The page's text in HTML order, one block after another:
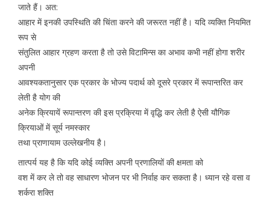
जाते हैं। अत:
आहार में इनकी उपस्थिति की चिंता करने की जरूरत नहीं है। यदि व्यक्ति नियमित
रूप से
संतुलित आहार ग्रहण करता है तो उसे विटामिन्स का अभाव कभी नहीं होगा शरीर
अपनी
आवश्यकतानुसार एक प्रकार के भोज्य पदार्थ को दूसरे प्रकार में रूपान्तरित कर
लेती है योग की
अनेक क्रियायें रूपान्तरण की इस प्रक्रिया में वृद्धि कर लेती है ऐसी यौगिक
क्रियाओं में सूर्य नमस्कार
तथा प्राणायाम उल्लेखनीय है।
तात्पर्य यह है कि यदि कोई व्यक्ति अपनी प्रणालियों की क्षमता को
वश में कर ले तो वह साधारण भोजन पर भी निर्वाह कर सकता है। ध्यान रहे वसा व
शर्करा शक्ति